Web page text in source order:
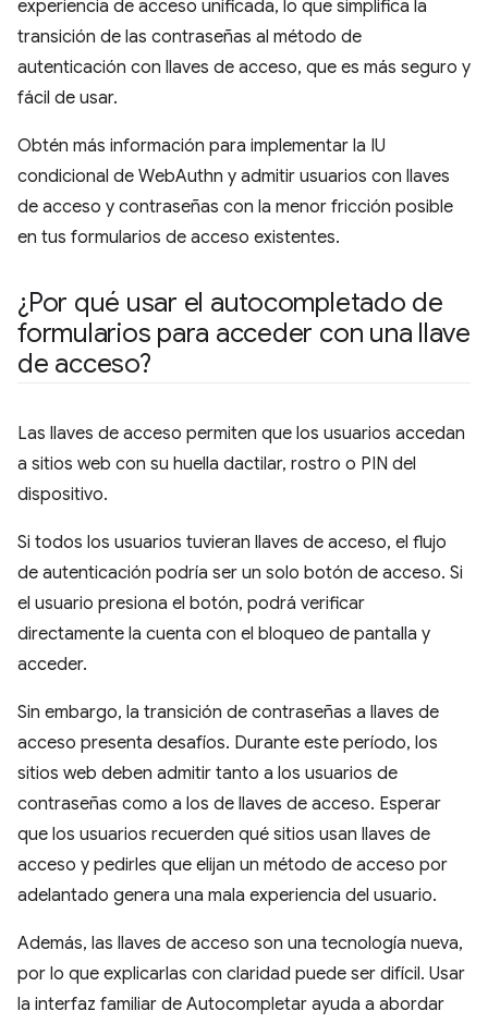
experiencia de acceso unificada, lo que simplifica la
transición de las contraseñas al método de
autenticación con llaves de acceso, que es más seguro y
fácil de usar.
Obtén más información para implementar la IU
condicional de WebAuthn y admitir usuarios con llaves
de acceso y contraseñas con la menor fricción posible
en tus formularios de acceso existentes.
¿Por qué usar el autocompletado de
formularios para acceder con una llave
de acceso?
Las llaves de acceso permiten que los usuarios accedan
a sitios web con su huella dactilar, rostro o PIN del
dispositivo.
Si todos los usuarios tuvieran llaves de acceso, el flujo
de autenticación podría ser un solo botón de acceso. Si
el usuario presiona el botón, podrá verificar
directamente la cuenta con el bloqueo de pantalla y
acceder.
Sin embargo, la transición de contraseñas a llaves de
acceso presenta desafíos. Durante este período, los
sitios web deben admitir tanto a los usuarios de
contraseñas como a los de llaves de acceso. Esperar
que los usuarios recuerden qué sitios usan llaves de
acceso y pedirles que elijan un método de acceso por
adelantado genera una mala experiencia del usuario.
Además, las llaves de acceso son una tecnología nueva,
por lo que explicarlas con claridad puede ser difícil. Usar
la interfaz familiar de Autocompletar ayuda a abordar